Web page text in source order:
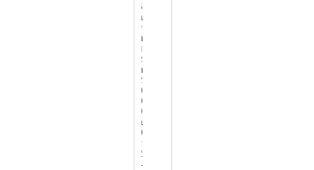
6
ב
י
נ
ו
א
ר
2
0
0
9
ב
0
:
2
4